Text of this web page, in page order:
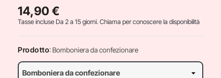
14,90 €
Tasse incluseDa 2 a 15 giorni. Chiama per conoscere la disponibilità
Prodotto: Bomboniera da confezionare